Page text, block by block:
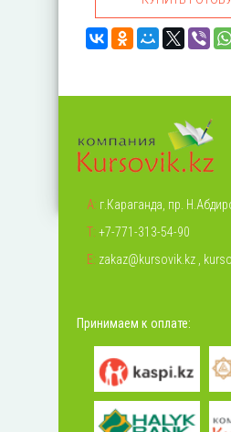
А: г.Караганда, пр.
Т: +7-771-313-54-90
Е: zakaz@kursovik.kz
Принимаем к оплате: